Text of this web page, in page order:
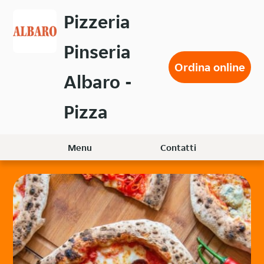
contenuto
Pizzeria
Pinseria
Albaro -
Pizza
Ordina online
Menu Contatti